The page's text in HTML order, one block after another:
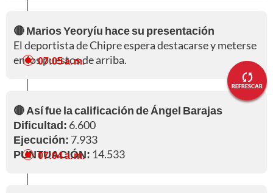
REFRESCAR
🔴 Marios Yeoryíu hace su presentación
El deportista de Chipre espera destacarse y meterse
en los puestos de arriba.
07:05 a. m.
🔴 Así fue la calificación de Ángel Barajas
Dificultad: 6.600
Ejecución: 7.933
PUNTUACIÓN: 14.533
07:04 a. m.